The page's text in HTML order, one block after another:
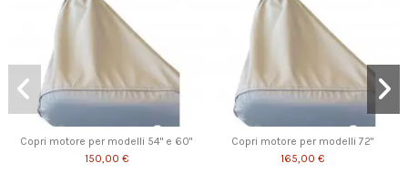
Copri motore per modelli 54" e 60"
150,00 €
Copri motore per modelli 72"
165,00 €